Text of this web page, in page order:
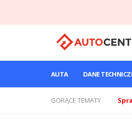
AUTA DANE
GORĄCE TEMATY